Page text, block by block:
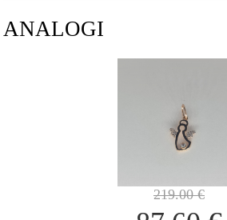
ANALOGI
219.00€